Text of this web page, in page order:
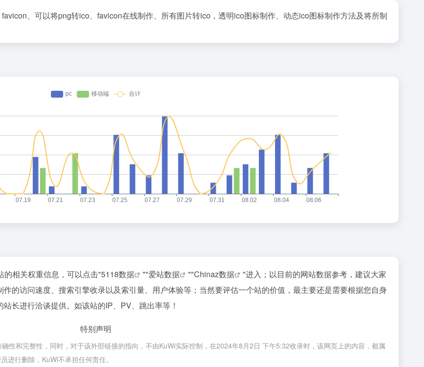
、可以将png转ico、favicon在线制作、所有图片转ico，透明ico图标制作、动态ico图标制作方法及将所制
的相关权重信息，可以点击"5118数据 ""爱站数据 ""Chinaz数据
"进入；以目前的网站数据参考，建议大家
的访问速度、搜索引擎收录以及索引量、用户体验等；当然要评估一个站的价值，最主要还是需要根据您自身
长进行洽谈提供。如该站的IP、PV、跳出率等！
特别声明
性和完整性，同时，对于该外部链接的指向，不由KuWi实际控制，在2024年8月2日 下午5:32收录时，该网页上的内容，都属
进行删除，KuWi不承担任何责任。